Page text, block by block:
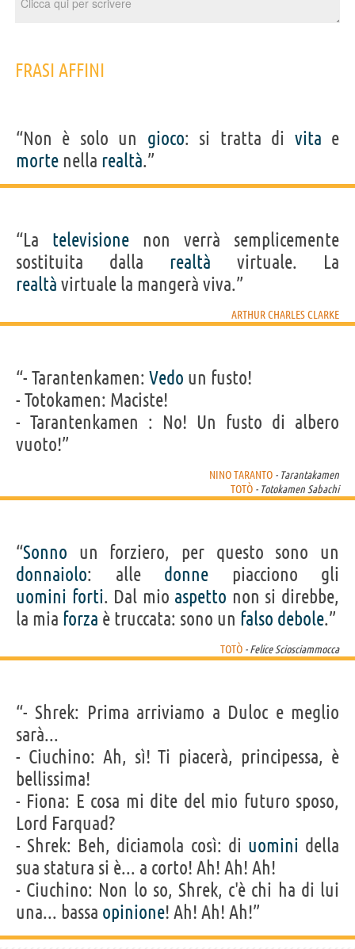
FRASI AFFINI
“Non è solo un gioco: si tratta di vita e
morte nella realtà.”
“La televisione non verrà semplicemente
sostituita dalla realtà virtuale. La
realtà virtuale la mangerà viva.”
ARTHUR CHARLES CLARKE
“- Tarantenkamen: Vedo un fusto!
- Totokamen: Maciste!
- Tarantenkamen : No! Un fusto di albero
vuoto!”
NINO TARANTO - Tarantakamen
TOTÒ - Totokamen Sabachi
“Sonno un forziero, per questo sono un
donnaiolo: alle donne piacciono gli
uomini forti. Dal mio aspetto non si direbbe,
la mia forza è truccata: sono un falso debole.”
TOTÒ - Felice Sciosciammocca
“- Shrek: Prima arriviamo a Duloc e meglio
sarà...
- Ciuchino: Ah, sì! Ti piacerà, principessa, è
bellissima!
- Fiona: E cosa mi dite del mio futuro sposo,
Lord Farquad?
- Shrek: Beh, diciamola così: di uomini della
sua statura si è... a corto! Ah! Ah! Ah!
- Ciuchino: Non lo so, Shrek, c'è chi ha di lui
una... bassa opinione! Ah! Ah! Ah!”